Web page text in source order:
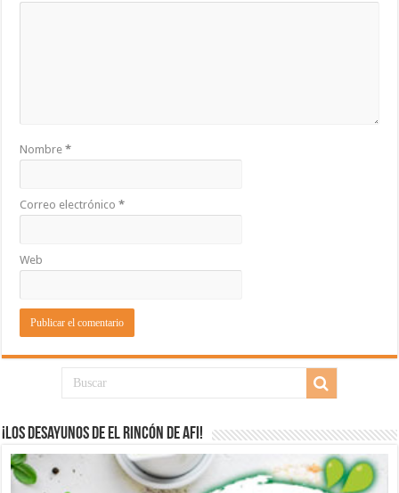
Nombre*
Correo electrónico*
Web
¡Los desayunos de El Rincón de Afi!